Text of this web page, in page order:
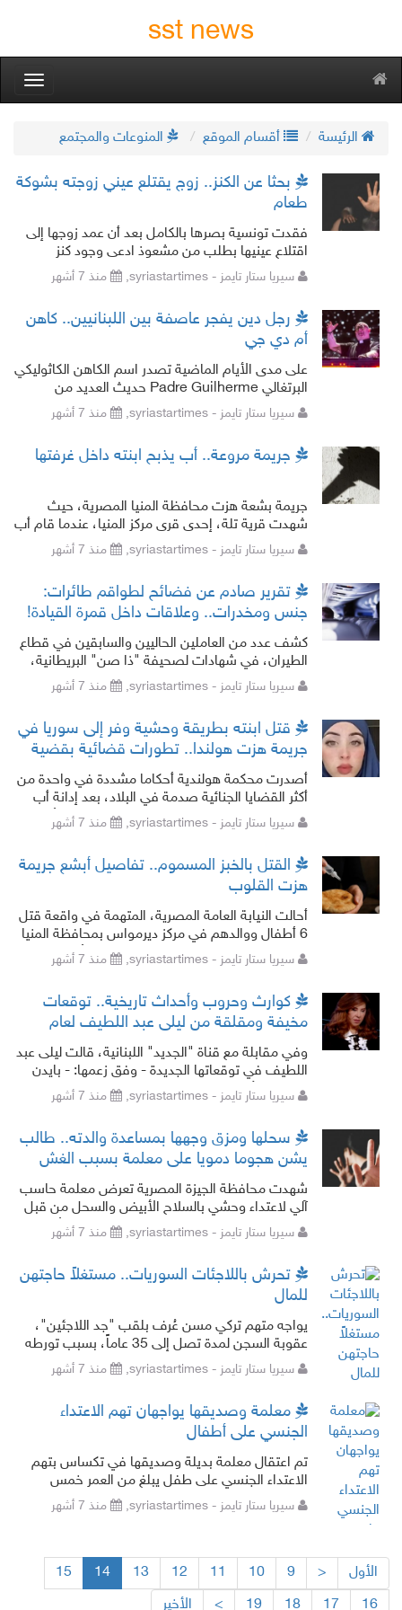
sst news
الرئيسة أقسام الموقع المنوعات والمجتمع
بحثا عن الكنز.. زوج يقتلع عيني زوجته بشوكة
طعام
فقدت تونسية بصرها بالكامل بعد أن عمد زوجها إلى
اقتلاع عينيها بطلب من مشعوذ ادعى وجود كنز
مدفون تحت المنزل، في جريمة صدمت التونسيين.
وتناقلت وسائل الإعلام المحلية ت
سيريا ستار تايمز - syriastartimes, منذ 7 أشهر
رجل دين يفجر عاصفة بين اللبنانيين.. كاهن
أم دي جي
على مدى الأيام الماضية تصدر اسم الكاهن الكاثوليكي
البرتغالي Padre Guilherme حديث العديد من
اللبنانيين لا سيما المسيحيين على مواقع التواصل.
وتصاعدت بعض الأصوات للمط
سيريا ستار تايمز - syriastartimes, منذ 7 أشهر
جريمة مروعة.. أب يذبح ابنته داخل غرفتها
جريمة بشعة هزت محافظة المنيا المصرية، حيث
شهدت قرية تلة، إحدى قرى مركز المنيا، عندما قام أب
بذبح ابنته داخل غرفتها وسط فزع وصراخ
الأهالي.وألقت
سيريا ستار تايمز - syriastartimes, منذ 7 أشهر
تقرير صادم عن فضائح لطواقم طائرات:
جنس ومخدرات.. وعلاقات داخل قمرة القيادة!
كشف عدد من العاملين الحاليين والسابقين في قطاع
الطيران، في شهادات لصحيفة "ذا صن" البريطانية،
عن ممارسات صادمة خلف كواليس الرحلات
الجوية.وتشمل
سيريا ستار تايمز - syriastartimes, منذ 7 أشهر
قتل ابنته بطريقة وحشية وفر إلى سوريا في
جريمة هزت هولندا.. تطورات قضائية بقضية
ريان النجار
أصدرت محكمة هولندية أحكاما مشددة في واحدة من
أكثر القضايا الجنائية صدمة في البلاد، بعد إدانة أب
بقتل ابنته بدافع "الشرف"، في جريمة هزت الرأي
العام الهولندي.
سيريا ستار تايمز - syriastartimes, منذ 7 أشهر
القتل بالخبز المسموم.. تفاصيل أبشع جريمة
هزت القلوب
أحالت النيابة العامة المصرية، المتهمة في واقعة قتل
6 أطفال ووالدهم في مركز ديرمواس بمحافظة المنيا
إلى محكمة الجنايات بتهمة القتل العمد. وأعلنت النيابة
أنها أحالت ا
سيريا ستار تايمز - syriastartimes, منذ 7 أشهر
كوارث وحروب وأحداث تاريخية.. توقعات
مخيفة ومقلقة من ليلى عبد اللطيف لعام
2026
وفي مقابلة مع قناة "الجديد" اللبنانية، قالت ليلى عبد
اللطيف في توقعاتها الجديدة - وفق زعمها: - بايدن
(الرئيس الأمريكي السابق جو بايدن) يصب
سيريا ستار تايمز - syriastartimes, منذ 7 أشهر
سحلها ومزق وجهها بمساعدة والدته.. طالب
يشن هجوما دمويا على معلمة بسبب الغش
شهدت محافظة الجيزة المصرية تعرض معلمة حاسب
آلي لاعتداء وحشي بالسلاح الأبيض والسحل من قبل
طالب ووالدته على خلفية منعها له من الغش أثناء
الامتحان.
سيريا ستار تايمز - syriastartimes, منذ 7 أشهر
تحرش باللاجئات السوريات.. مستغلاً حاجتهن
للمال
يواجه متهم تركي مسن عُرف بلقب "جد اللاجئين"،
عقوبة السجن لمدة تصل إلى 35 عاماً، بسبب تورطه
في اعتداءات جنسية استهدفت نساء من اللاجئين
السوريين، والمحتاجين الذين قصدوا متج
سيريا ستار تايمز - syriastartimes, منذ 7 أشهر
معلمة وصديقها يواجهان تهم الاعتداء
الجنسي على أطفال
تم اعتقال معلمة بديلة وصديقها في تكساس بتهم
الاعتداء الجنسي على طفل يبلغ من العمر خمس
سنوات، والتحقيقات ما زالت جارية. تمكنت السلطات
في ول
سيريا ستار تايمز - syriastartimes, منذ 7 أشهر
الأول <
9
10
11
12
13
14
15
16
17
18
19
> الأخير